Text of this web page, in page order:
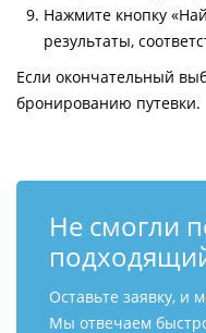
Нажмите кнопку
результаты,
Если окончательный
бронированию путевки.
Не смогли
Оставьте заявку, и
Мы отвечаем